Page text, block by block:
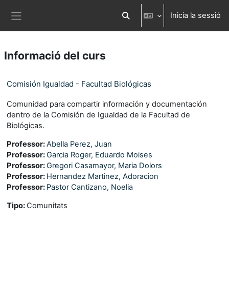
Commuta l'entrada de la cerca
Inicia la sessió
Informació del curs
Comisión Igualdad - Facultad Biológicas
Comunidad para compartir información y documentación
dentro de la Comisión de Igualdad de la Facultad de
Biológicas.
Professor:Abella Perez, Juan
Professor:Garcia Roger, Eduardo Moises
Professor:Gregori Casamayor, Maria Dolors
Professor: Hernandez Martinez, Adoracion
Professor: Pastor Cantizano, Noelia
Tipo: Comunitats